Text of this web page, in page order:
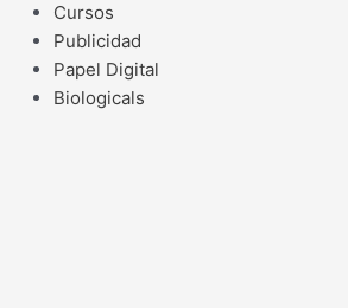
Cursos
Publicidad
Papel Digital
Biologicals